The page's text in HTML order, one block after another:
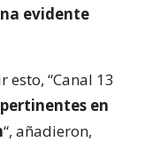
evidente
“Canal 13
en
“, añadieron,